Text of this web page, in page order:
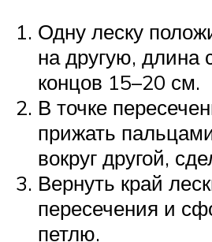
Одну леску
на другую, длина
концов 15–20 см.
В точке
прижать
вокруг другой,
Вернуть край
пересечения и
петлю.